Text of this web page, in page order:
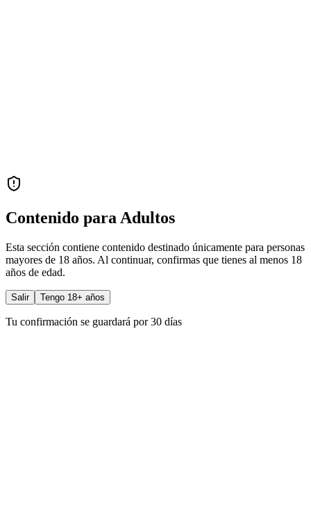
Contenido para Adultos
Esta sección contiene contenido destinado únicamente para personas
mayores de 18 años. Al continuar, confirmas que tienes al menos 18
años de edad.
Salir Tengo 18+ años
Tu confirmación se guardará por 30 días